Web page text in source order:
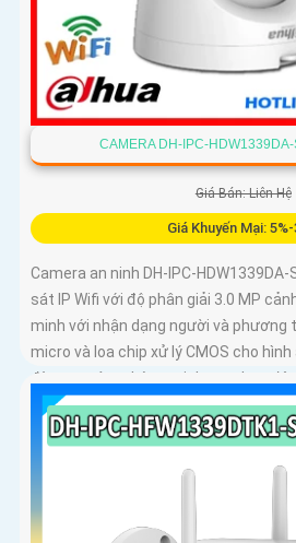
CAMERA DH-IPC-
Giá Bán: Liên Hệ
Giá Khuyến Mại:
Camera an ninh DH-IPC-
sát IP Wifi với độ phân giải 3.0 MP
minh với nhận dạng người và phương
micro và loa chip xử lý CMOS cho
đèn trợ sáng thông minh xem ban
hợp lắp đặt cho gia đình, văn phòng,